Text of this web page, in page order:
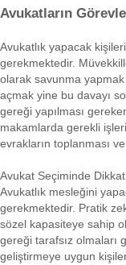
Avukatların
Avukatlık yapacak
gerekmektedir.
olarak savunma
açmak yine bu davayı
gereği yapılması
makamlarda gerekli
evrakların toplanması
Avukat Seçiminde
Avukatlık mesleğini
gerekmektedir. Pratik
sözel kapasiteye sahip
gereği tarafsız olmaları
geliştirmeye uygun